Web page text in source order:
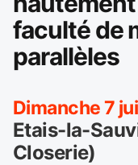
faculté de
parallèles
Dimanche 7
Etais-la-
Closerie)